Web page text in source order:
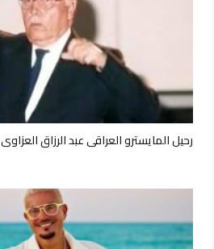
رحيل المايسترو العراقي عبد الرزاق العزاوي